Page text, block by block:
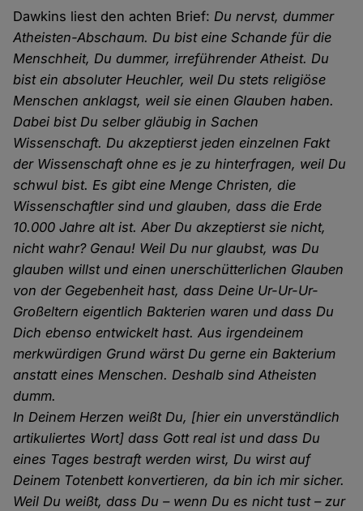
Dawkins liest den achten Brief:Du nervst, dummer
Atheisten-Abschaum. Du bist eine Schande für die
Menschheit, Du dummer, irreführender Atheist. Du
bist ein absoluter Heuchler, weil Du stets religiöse
Menschen anklagst, weil sie einen Glauben haben.
Dabei bist Du selber gläubig in Sachen
Wissenschaft. Du akzeptierst jeden einzelnen Fakt
der Wissenschaft ohne es je zu hinterfragen, weil Du
schwul bist. Es gibt eine Menge Christen, die
Wissenschaftler sind und glauben, dass die Erde
10.000 Jahre alt ist. Aber Du akzeptierst sie nicht,
nicht wahr? Genau! Weil Du nur glaubst, was Du
glauben willst und einen unerschütterlichen Glauben
von der Gegebenheit hast, dass Deine Ur-Ur-Ur-
Großeltern eigentlich Bakterien waren und dass Du
Dich ebenso entwickelt hast. Aus irgendeinem
merkwürdigen Grund wärst Du gerne ein Bakterium
anstatt eines Menschen. Deshalb sind Atheisten
dumm.
In Deinem Herzen weißt Du, [hier ein unverständlich
artikuliertes Wort] dass Gott real ist und dass Du
eines Tages bestraft werden wirst, Du wirst auf
Deinem Totenbett konvertieren, da bin ich mir sicher.
Weil Du weißt, dass Du – wenn Du es nicht tust – zur